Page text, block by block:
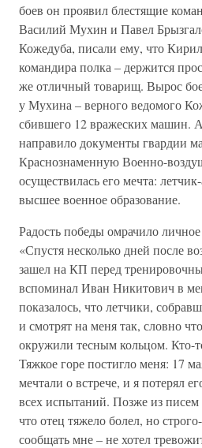
боев он проявил блестящие
Василий Мухин и Павел
Кожедуба, писали ему, что
командира полка – держится
же отличный товарищ. Вырос
у Мухина – верного ведомого
сбившего 12 вражеских машин.
направило документы гвардии
Краснознаменную Военно-
осуществилась его мечта:
высшее военное образование.
Радость победы омрачило
«Спустя несколько дней после
зашел на КП перед
вспоминал Иван Никитович в
показалось, что летчики,
и смотрят на меня так, словно
окружили тесным кольцом. Кто-
Тяжкое горе постигло меня: 17
мечтали о встрече, и я потерял
всех испытаний. Позже из писем
что отец тяжело болел, но
сообщать мне – не хотел